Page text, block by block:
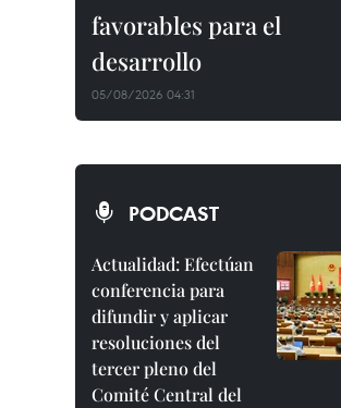
favorables para el
desarrollo
05/08/2026 04:31
PODCAST
Actualidad: Efectúan
conferencia para
difundir y aplicar
resoluciones del
tercer pleno del
Comité Central del